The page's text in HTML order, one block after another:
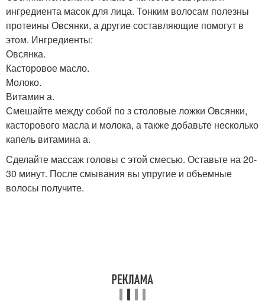
ингредиента масок для лица. Тонким волосам полезны
протеины Овсянки, а другие составляющие помогут в
этом. Ингредиенты:
Овсянка.
Касторовое масло.
Молоко.
Витамин а.
Смешайте между собой по з столовые ложки Овсянки,
касторового масла и молока, а также добавьте несколько
капель витамина а.
Сделайте массаж головы с этой смесью. Оставьте на 20-
30 минут. После смывания вы упругие и объемные
волосы получите.